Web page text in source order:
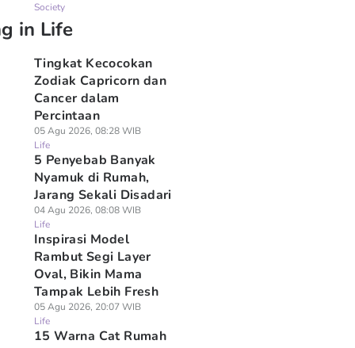
Society
in Life
Tingkat Kecocokan
Zodiak Capricorn dan
Cancer dalam
Percintaan
05 Agu 2026, 08:28 WIB
Life
5 Penyebab Banyak
Nyamuk di Rumah,
Jarang Sekali Disadari
04 Agu 2026, 08:08 WIB
Life
Inspirasi Model
Rambut Segi Layer
Oval, Bikin Mama
Tampak Lebih Fresh
05 Agu 2026, 20:07 WIB
Life
15 Warna Cat Rumah